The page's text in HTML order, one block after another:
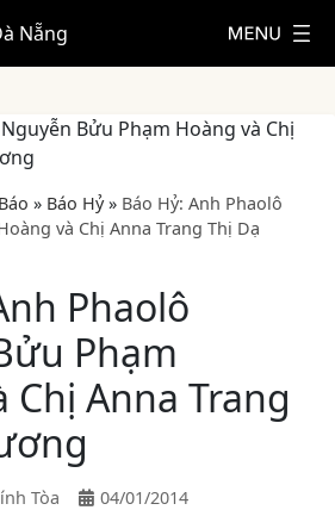
Nẵng
» Báo Hỷ» Báo Hỷ: Anh Phaolô
và Chị Anna Trang Thị Dạ
Phaolô
Phạm
Chị Anna Trang
Tòa 04/01/2014